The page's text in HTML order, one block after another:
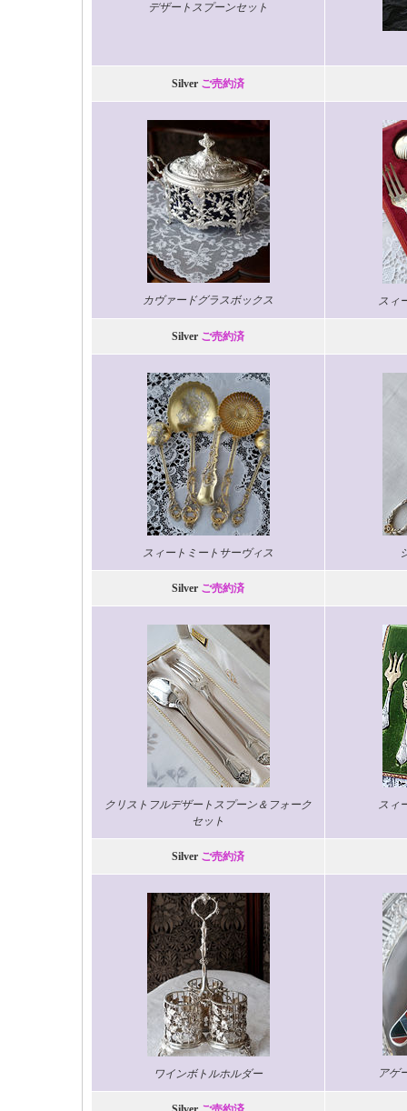
デザートスプーンセット
Silver ご売約済
カヴァードグラスボックス スィ
Silver ご売約済
スィートミートサーヴィス
Silver ご売約済
クリストフルデザートスプーン＆フォーク
セッ ト
スィ
Silver ご売約済
ワインボトルホルダー アゲ